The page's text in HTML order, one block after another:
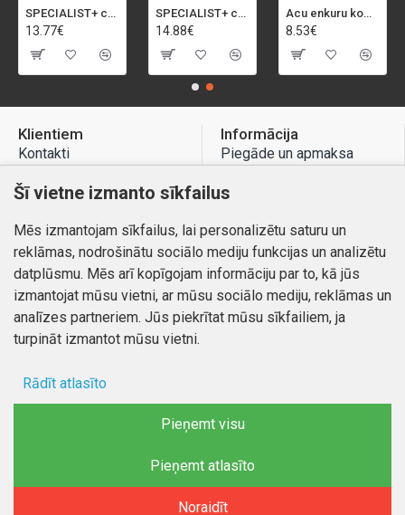
SPECIALIST+ caurumu zāģis BI-METAL, 92 mm
13.77€
SPECIALIST+ caurumu zāģis BI-METAL, 98 mm
14.88€
Acu enkuru komplekts, 3-13 mm, Rapid, 12 gab.
8.53€
Klientiem
Kontakti
Preču atgriešana
Mans profils
Pasūtījumi
Informācija
Piegāde un apmaksa
Atteikuma tiesības
Kontakti
aizsargātas
Šī vietne izmanto sīkfailus
Mēs izmantojam sīkfailus, lai personalizētu saturu un
reklāmas, nodrošinātu sociālo mediju funkcijas un analizētu
datplūsmu. Mēs arī kopīgojam informāciju par to, kā jūs
izmantojat mūsu vietni, ar mūsu sociālo mediju, reklāmas un
analīzes partneriem. Jūs piekrītat mūsu sīkfailiem, ja
turpināt izmantot mūsu vietni.
Rādīt atlasīto
Pieņemt visu
Pieņemt atlasīto
Noraidīt